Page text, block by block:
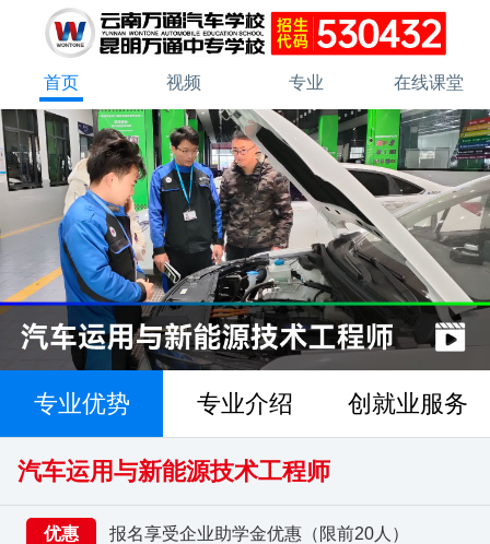
首页 视频 专业 在线课堂
专业优势 专业介绍 创就业服务
汽车运用与新能源技术工程师
优惠 报名享受企业助学金优惠（限前20人）